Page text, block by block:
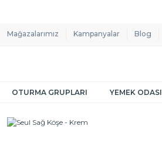
Mağazalarımız Kampanyalar Blog
OTURMA GRUPLARI YEMEK ODASI